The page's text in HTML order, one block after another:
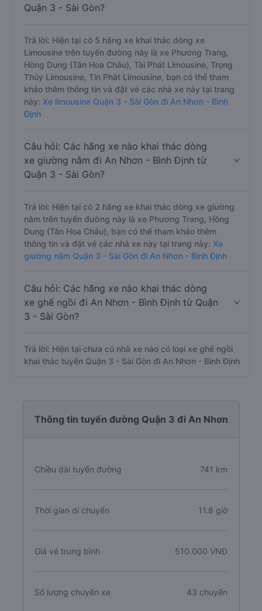
Quận 3 - Sài Gòn?
Trả lời: Hiện tại có 5 hãng xe khai thác dòng xe
Limousine trên tuyến đường này là xe Phương Trang,
Hồng Dung (Tân Hoa Châu), Tài Phát Limousine, Trọng
Thủy Limousine, Tín Phát Limousine, bạn có thể tham
khảo thêm thông tin và đặt vé các nhà xe này tại trang
này: Xe limousine Quận 3 - Sài Gòn đi An Nhơn - Bình
Định
Câu hỏi: Các hãng xe nào khai thác dòng
xe giường nằm đi An Nhơn - Bình Định từ
Quận 3 - Sài Gòn?
Trả lời: Hiện tại có 2 hãng xe khai thác dòng xe giường
nằm trên tuyến đường này là xe Phương Trang, Hồng
Dung (Tân Hoa Châu), bạn có thể tham khảo thêm
thông tin và đặt vé các nhà xe này tại trang này: Xe
giường nằm Quận 3 - Sài Gòn đi An Nhơn - Bình Định
Câu hỏi: Các hãng xe nào khai thác dòng
xe ghế ngồi đi An Nhơn - Bình Định từ Quận
3 - Sài Gòn?
Trả lời: Hiện tại chưa có nhà xe nào có loại xe ghế ngồi
khai thác tuyến Quận 3 - Sài Gòn đi An Nhơn - Bình Định
Thông tin tuyến đường Quận 3 đi An Nhơn
Chiều dài tuyến đường 741 km
Thời gian di chuyển 11.8 giờ
Giá vé trung bình 510.000 VNĐ
Số lượng chuyến xe 43 chuyến